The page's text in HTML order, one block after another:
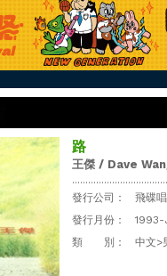
路
王傑 / Dave
發行公司：
飛碟
發行月份：
類 別：
中文>